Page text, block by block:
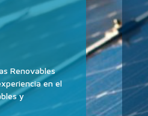
Renovables
en el
y